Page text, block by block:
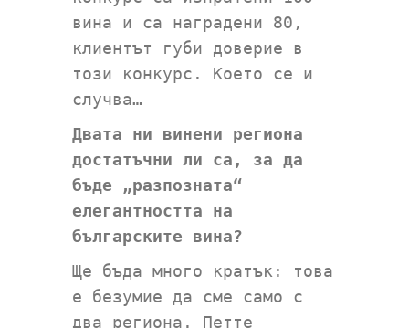
вина и са наградени 80,
клиентът губи доверие в
този конкурс. Което се и
случва…
Двата ни винени региона
достатъчни ли са, за да
бъде „разпозната“
елегантността на
българските вина?
Ще бъда много кратък: това
е безумие да сме само с
два региона. Петте